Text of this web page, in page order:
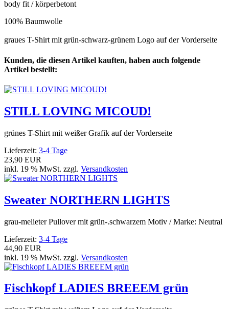
body fit / körperbetont
100% Baumwolle
graues T-Shirt mit grün-schwarz-grünem Logo auf der Vorderseite
Kunden, die diesen Artikel kauften, haben auch folgende
Artikel bestellt:
STILL LOVING MICOUD!
grünes T-Shirt mit weißer Grafik auf der Vorderseite
Lieferzeit: 3-4 Tage
23,90 EUR
inkl. 19 % MwSt. zzgl. Versandkosten
Sweater NORTHERN LIGHTS
grau-melieter Pullover mit grün-.schwarzem Motiv / Marke: Neutral
Lieferzeit: 3-4 Tage
44,90 EUR
inkl. 19 % MwSt. zzgl. Versandkosten
Fischkopf LADIES BREEEM grün